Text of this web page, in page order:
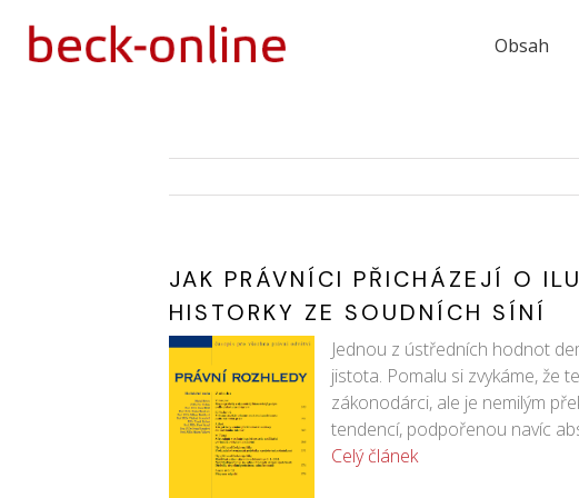
Obsah
JAK PRÁVNÍCI PŘICHÁZEJÍ O
HISTORKY ZE SOUDNÍCH SÍNÍ
Jednou z ústředních hodnot
jistota. Pomalu si zvykáme, že
zákonodárci, ale je nemilým
tendencí, podpořenou navíc
Celý článek